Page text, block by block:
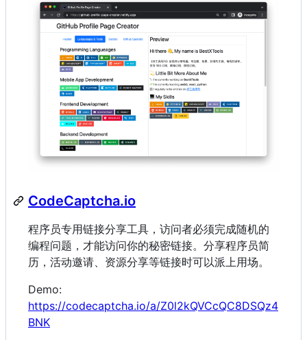
CodeCaptcha.io
程序员专用链接分享工具，访问者必须完成随机的
编程问题，才能访问你的秘密链接。分享程序员简
历，活动邀请、资源分享等链接时可以派上用场。
Demo:
https://codecaptcha.io/a/Z0l2kQVCcQC8DSQz4
BNK